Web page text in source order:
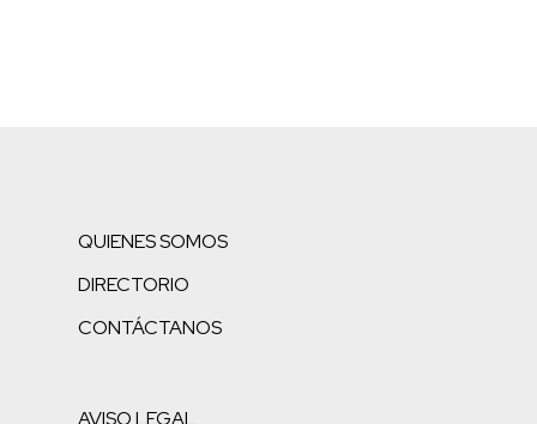
QUIENES SOMOS
DIRECTORIO
CONTÁCTANOS
AVISO LEGAL